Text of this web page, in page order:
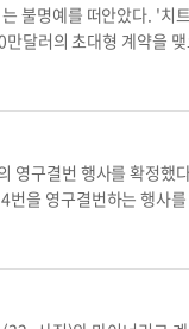
뒤로는 샌프란시스코
데 가장 낮다. KBO리그
실구장이 타자들에게
으로 이적한 뒤 장타력
다섯 번 두 자릿수 홈런
이벌 팀 메이저리그는 같은
'는 31일 가장 활약이 저조했
달러의 초대형 계약을
그쳤다. 380.2이닝을 던
만달러에 계약을 체결했
일본인 2명도 포함됐다. 한
이온스 출신의 우완투
117경기서 50승37패(방
다. MLB.com은 26일 보스턴이
구결번하는 행사를 할 것
이어 오티스의 34번을